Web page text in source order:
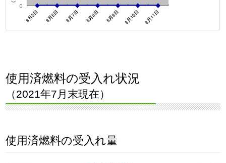
使用済燃料の受入れ状況
（2021年7月末現在）
使用済燃料の受入れ量